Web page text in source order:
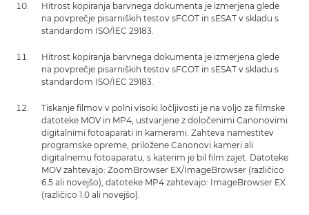
Hitrost kopiranja barvnega dokumenta je izmerjena glede
na povprečje pisarniških testov sFCOT in sESAT v skladu s
standardom ISO/IEC 29183.
Hitrost kopiranja barvnega dokumenta je izmerjena glede
na povprečje pisarniških testov sFCOT in sESAT v skladu s
standardom ISO/IEC 29183.
Tiskanje filmov v polni visoki ločljivosti je na voljo za filmske
datoteke MOV in MP4, ustvarjene z določenimi Canonovimi
digitalnimi fotoaparati in kamerami. Zahteva namestitev
programske opreme, priložene Canonovi kameri ali
digitalnemu fotoaparatu, s katerim je bil film zajet. Datoteke
MOV zahtevajo: ZoomBrowser EX/ImageBrowser (različico
6.5 ali novejšo), datoteke MP4 zahtevajo: ImageBrowser EX
(različico 1.0 ali novejšo).